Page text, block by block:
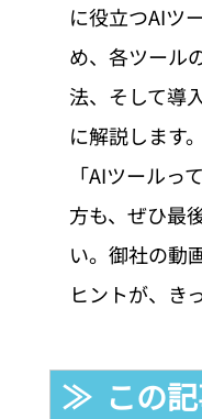
に役立つAIツ
め、各ツール
法、そして導
に解説します。
「AIツールっ
方も、ぜひ最
い。御社の動
ヒントが、き
≫  この記